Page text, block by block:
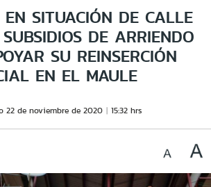
EN SITUACIÓN DE CALLE
DE ARRIENDO
SU REINSERCIÓN
EN EL MAULE
22 de noviembre de 2020 15:32 hrs